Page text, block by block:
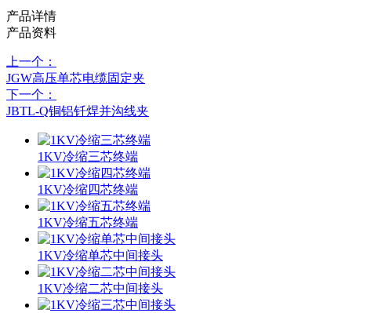
产品详情
产品资料
上一个：
JGW高压单芯电缆固定夹
下一个：
JBTL-Q铜铝钎焊并沟线夹
1KV冷缩三芯终端
1KV冷缩四芯终端
1KV冷缩五芯终端
1KV冷缩单芯中间接头
1KV冷缩二芯中间接头